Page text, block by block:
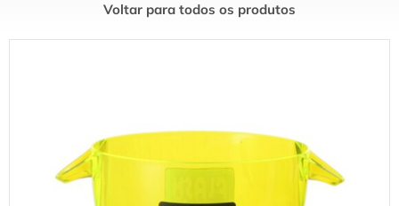
Voltar para todos os produtos